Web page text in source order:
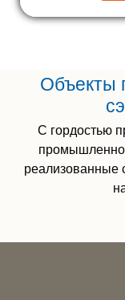
Объекты
С гордостью
реализованные